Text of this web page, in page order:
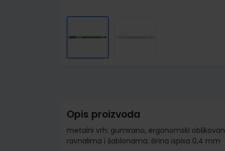
gallery
Opis proizvoda
metalni vrh; gumirano, ergonomski
ravnalima i šablonama; širina ispisa 0,4 mm